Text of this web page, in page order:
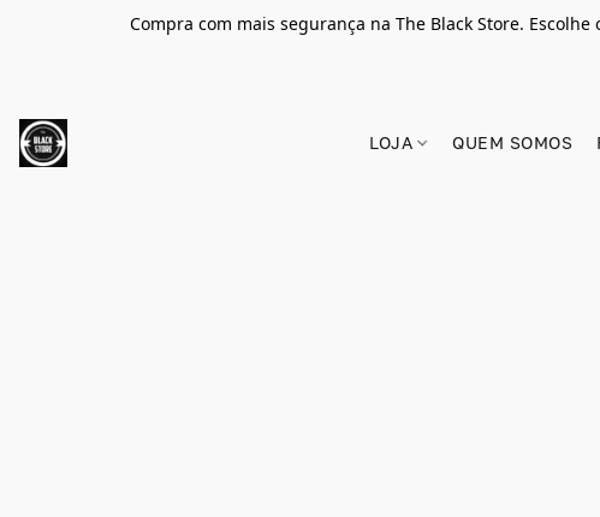
Compra com mais segurança na The Black Store.
LOJA QUEM SOMOS